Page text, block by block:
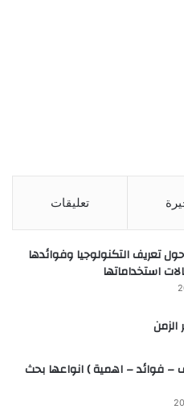
تعليقات
تعريف التكنولوجيا وفوائدها
استخداماتها
– فوائد – اهمية ) انواعها بحث